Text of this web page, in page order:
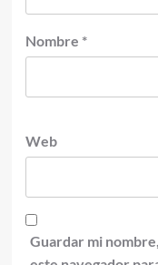
Nombre *
Web
Guardar mi